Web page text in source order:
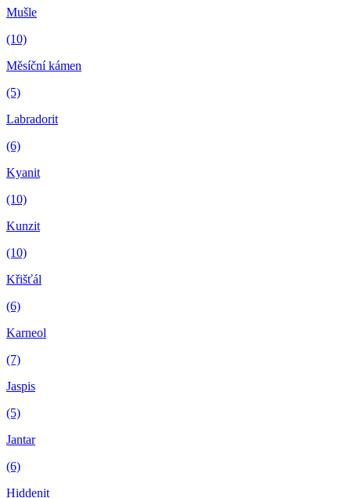
Mušle
(10)
Měsíční kámen
(5)
Labradorit
(6)
Kyanit
(10)
Kunzit
(10)
Křišťál
(6)
Karneol
(7)
Jaspis
(5)
Jantar
(6)
Hiddenit